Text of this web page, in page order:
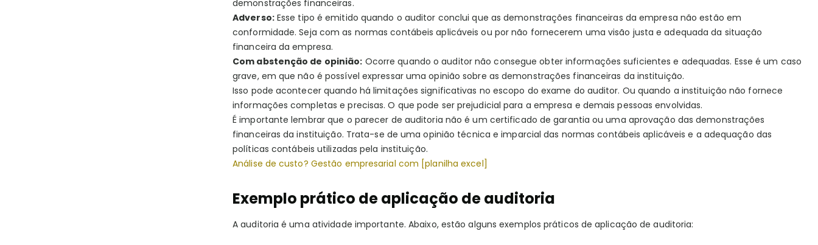
demonstrações financeiras.
Adverso:Esse tipo é emitido quando o auditor conclui que as demonstrações financeiras da empresa não estão em
conformidade. Seja com as normas contábeis aplicáveis ou por não fornecerem uma visão justa e adequada da situação
financeira da empresa.
Com abstenção de opinião: Ocorre quando o auditor não consegue obter informações suficientes e adequadas. Esse é um caso
grave, em que não é possível expressar uma opinião sobre as demonstrações financeiras da instituição.
Isso pode acontecer quando há limitações significativas no escopo do exame do auditor. Ou quando a instituição não fornece
informações completas e precisas. O que pode ser prejudicial para a empresa e demais pessoas envolvidas.
É importante lembrar que o parecer de auditoria não é um certificado de garantia ou uma aprovação das demonstrações
financeiras da instituição. Trata-se de uma opinião técnica e imparcial das normas contábeis aplicáveis e a adequação das
políticas contábeis utilizadas pela instituição.
Análise de custo? Gestão empresarial com [planilha excel]
Exemplo prático de aplicação de auditoria
A auditoria é uma atividade importante. Abaixo, estão alguns exemplos práticos de aplicação de auditoria: